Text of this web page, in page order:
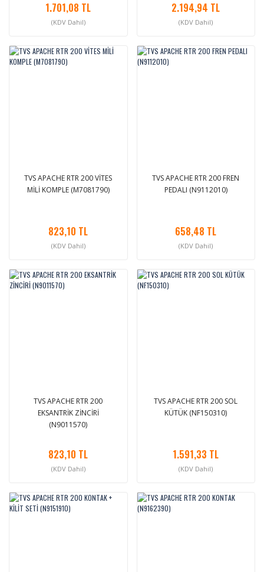
1.701,08 TL
(KDV Dahil)
2.194,94 TL
(KDV Dahil)
TVS APACHE RTR 200 VİTES
MİLİ KOMPLE (M7081790)
823,10 TL
(KDV Dahil)
TVS APACHE RTR 200 FREN
PEDALI (N9112010)
658,48 TL
(KDV Dahil)
TVS APACHE RTR 200
EKSANTRİK ZİNCİRİ
(N9011570)
823,10 TL
(KDV Dahil)
TVS APACHE RTR 200 SOL
KÜTÜK (NF150310)
1.591,33 TL
(KDV Dahil)